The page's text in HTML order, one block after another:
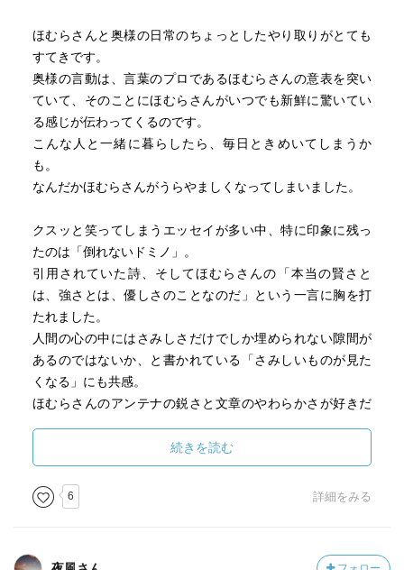
ほむらさんと奥様の日常のちょっとしたやり取りがとても
すてきです。
奥様の言動は、言葉のプロであるほむらさんの意表を突い
ていて、そのことにほむらさんがいつでも新鮮に驚いてい
る感じが伝わってくるのです。
こんな人と一緒に暮らしたら、毎日ときめいてしまうか
も。
なんだかほむらさんがうらやましくなってしまいました。
クスッと笑ってしまうエッセイが多い中、特に印象に残っ
たのは「倒れないドミノ」。
引用されていた詩、そしてほむらさんの「本当の賢さと
は、強さとは、優しさのことなのだ」という一言に胸を打
たれました。
人間の心の中にはさみしさだけでしか埋められない隙間が
あるのではないか、と書かれている「さみしいものが見た
くなる」にも共感。
ほむらさんのアンテナの鋭さと文章のやわらかさが好きだ
続きを読む
6 詳細をみる